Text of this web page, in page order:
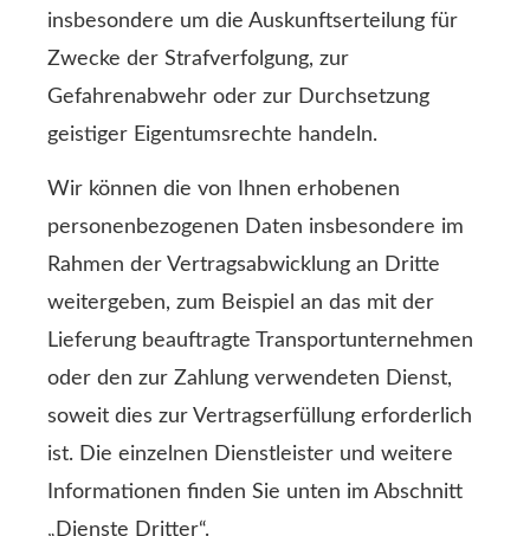
insbesondere um die Auskunftserteilung für
Zwecke der Strafverfolgung, zur
Gefahrenabwehr oder zur Durchsetzung
geistiger Eigentumsrechte handeln.
Wir können die von Ihnen erhobenen
personenbezogenen Daten insbesondere im
Rahmen der Vertragsabwicklung an Dritte
weitergeben, zum Beispiel an das mit der
Lieferung beauftragte Transportunternehmen
oder den zur Zahlung verwendeten Dienst,
soweit dies zur Vertragserfüllung erforderlich
ist. Die einzelnen Dienstleister und weitere
Informationen finden Sie unten im Abschnitt
„Dienste Dritter“.